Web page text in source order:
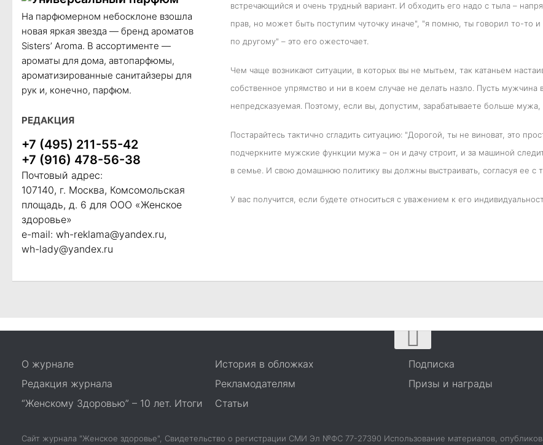
встречающийся и очень трудный вариант. И обходить его надо с тыла –
прав, но может быть поступим чуточку иначе", "я помню, ты говорил то-то
по другому" – это его ожесточает.
Чем чаще возникают ситуации, в которых вы не мытьем, так катаньем
собственное упрямство и ни в коем случае не делать назло. Пусть
непредсказуемая. Поэтому, если вы, допустим, зарабатываете больше
Постарайтесь тактично сгладить ситуацию: "Дорогой, ты не виноват, это
подчеркните мужские функции мужа – он и дачу строит, и за машиной
в семье. И свою домашнюю политику вы должны выстраивать, согласуя ее с
У вас получится, если будете относиться с уважением к его
На парфюмерном небосклоне взошла
новая яркая звезда — бренд ароматов
Sisters’ Aroma. В ассортименте —
ароматы для дома, автопарфюмы,
ароматизированные санитайзеры для
рук и, конечно, парфюм.
РЕДАКЦИЯ
+7 (495) 211-55-42
+7 (916) 478-56-38
Почтовый адрес:
107140, г. Москва, Комсомольская
площадь, д. 6 для ООО «Женское
здоровье»
e-mail: wh-reklama@yandex.ru,
wh-lady@yandex.ru
О журнале История в обложках
Подписка
Редакция журнала
Рекламодателям
Призы и награды
“Женскому Здоровью” – 10 лет. Итоги
Статьи
Сайт журнала "Женское здоровье", Свидетельство о регистрации СМИ Эл №ФС 77-27390 Использование материалов,